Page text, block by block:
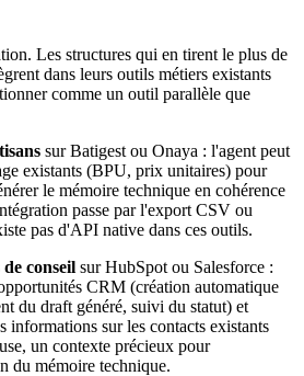
Les structures qui en tirent le plus de
dans leurs outils métiers existants
comme un outil parallèle que
sur Batigest ou Onaya : l'agent peut
existants (BPU, prix unitaires) pour
le mémoire technique en cohérence
passe par l'export CSV ou
pas d'API native dans ces outils.
conseil sur HubSpot ou Salesforce :
CRM (création automatique
du draft généré, suivi du statut) et
informations sur les contacts existants
un contexte précieux pour
du mémoire technique.